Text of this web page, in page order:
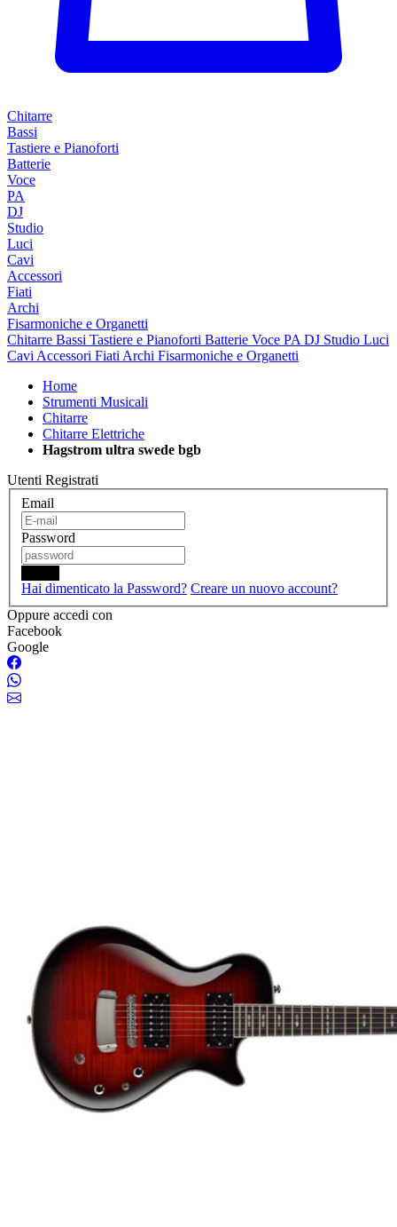
Chitarre
Bassi
Tastiere e Pianoforti
Batterie
Voce
PA
DJ
Studio
Luci
Cavi
Accessori
Fiati
Archi
Fisarmoniche e Organetti
Chitarre Bassi Tastiere e Pianoforti Batterie Voce PA DJ Studio Luci
Cavi Accessori Fiati Archi Fisarmoniche e Organetti
Home
Strumenti Musicali
Chitarre
Chitarre Elettriche
Hagstrom ultra swede bgb
Utenti Registrati
Email
Password
Hai dimenticato la Password? Creare un nuovo account?
Oppure accedi con
Facebook
Google